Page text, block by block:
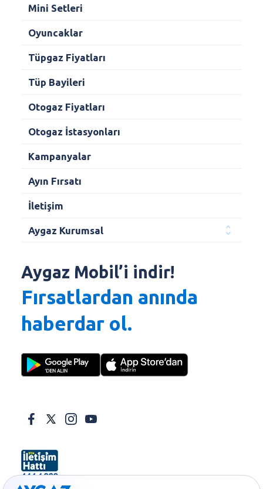
Mini Setleri
Oyuncaklar
Tüpgaz Fiyatları
Tüp Bayileri
Otogaz Fiyatları
Otogaz İstasyonları
Kampanyalar
Ayın Fırsatı
İletişim
Aygaz Kurumsal
Aygaz Mobil’i indir!
Fırsatlardan anında
haberdar ol.